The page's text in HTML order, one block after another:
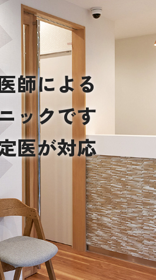
師による
ックです
医が対応